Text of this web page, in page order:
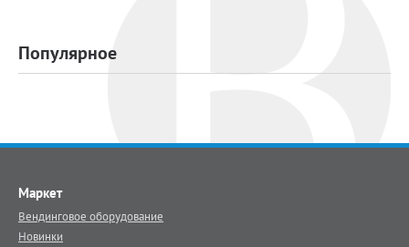
Популярное
Маркет
Вендинговое оборудование
Новинки